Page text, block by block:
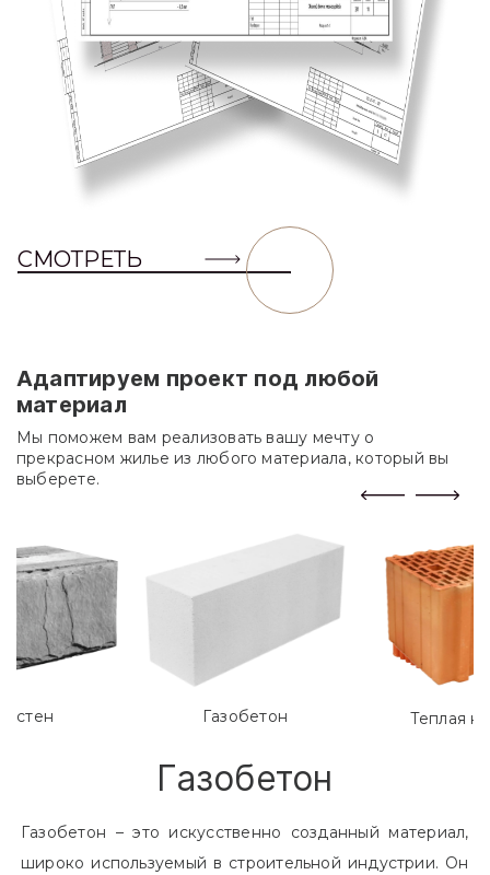
СМОТРЕТЬ
Адаптируем проект под любой
материал
Мы поможем вам реализовать вашу мечту о
прекрасном жилье из любого материала, который вы
выберете.
Газобетон Теплая
Газобетон
Газобетон – это искусственно созданный материал,
широко используемый в строительной индустрии. Он